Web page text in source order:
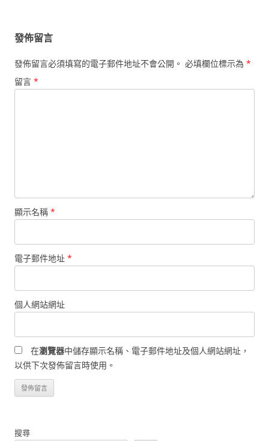
發佈留言
發佈留言必須填寫的電子郵件地址不會公開。 必填欄位標示為 *
留言 *
顯示名稱 *
電子郵件地址 *
個人網站網址
在瀏覽器中儲存顯示名稱、電子郵件地址及個人網站網址，
以供下次發佈留言時使用。
搜尋